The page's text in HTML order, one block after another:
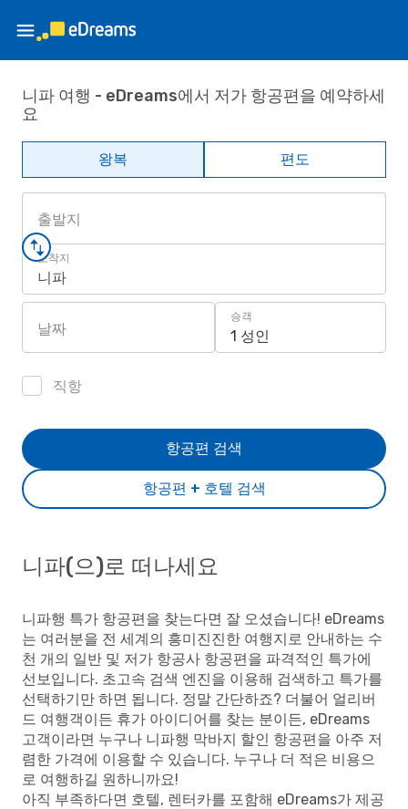
니파 여행 - eDreams에서 저가 항공편을 예약하세
요
왕복 편도
출발지
도착지
니파
날짜
승객
1 성인
직항
항공편 + 호텔 검색
항공편 검색
니파(으)로 떠나세요
니파행 특가 항공편을 찾는다면 잘 오셨습니다! eDreams
는 여러분을 전 세계의 흥미진진한 여행지로 안내하는 수
천 개의 일반 및 저가 항공사 항공편을 파격적인 특가에
선보입니다. 초고속 검색 엔진을 이용해 검색하고 특가를
선택하기만 하면 됩니다. 정말 간단하죠? 더불어 얼리버
드 여행객이든 휴가 아이디어를 찾는 분이든, eDreams
고객이라면 누구나 니파행 막바지 할인 항공편을 아주 저
렴한 가격에 이용할 수 있습니다. 누구나 더 적은 비용으
로 여행하길 원하니까요!
아직 부족하다면 호텔, 렌터카를 포함해 eDreams가 제공